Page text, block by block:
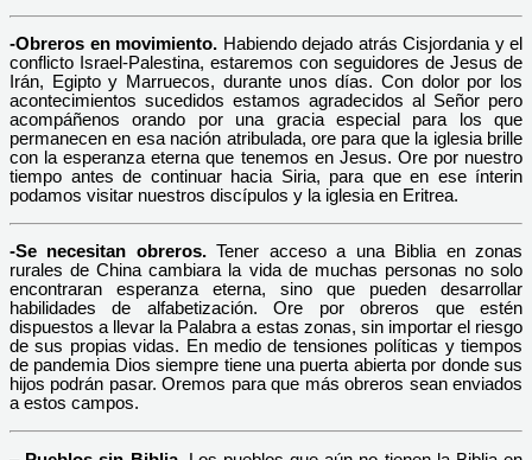
-Obreros en movimiento. Habiendo dejado atrás Cisjordania y el
conflicto Israel-Palestina, estaremos con seguidores de Jesus de
Irán, Egipto y Marruecos, durante unos días. Con dolor por los
acontecimientos sucedidos estamos agradecidos al Señor pero
acompáñenos orando por una gracia especial para los que
permanecen en esa nación atribulada, ore para que la iglesia brille
con la esperanza eterna que tenemos en Jesus. Ore por nuestro
tiempo antes de continuar hacia Siria, para que en ese ínterin
podamos visitar nuestros discípulos y la iglesia en Eritrea.
-Se necesitan obreros.Tener acceso a una Biblia en zonas
rurales de China cambiara la vida de muchas personas no solo
encontraran esperanza eterna, sino que pueden desarrollar
habilidades de alfabetización. Ore por obreros que estén
dispuestos a llevar la Palabra a estas zonas, sin importar el riesgo
de sus propias vidas. En medio de tensiones políticas y tiempos
de pandemia Dios siempre tiene una puerta abierta por donde sus
hijos podrán pasar. Oremos para que más obreros sean enviados
a estos campos.